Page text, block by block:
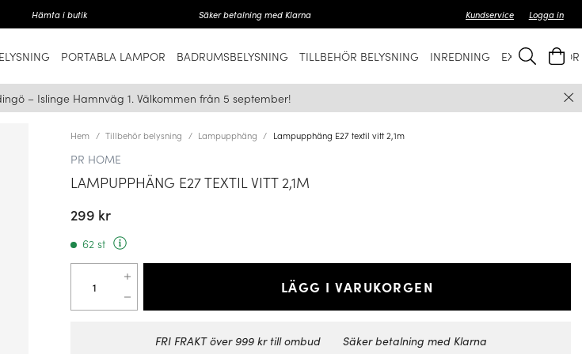
Hämta i butik Säker betalning med Klarna Kundservice Logga in
PORTABLA LAMPOR BADRUMSBELYSNING TILLBEHÖR BELYSNING INREDNING EXKLUSIVT
– Islinge Hamnväg 1. Välkommen från 5 september!
Hem Tillbehör belysning Lampupphäng Lampupphäng E27 textil vitt 2,1m
PR HOME
LAMPUPPHÄNG E27 TEXTIL VITT 2,1M
299 kr
62 st
LÄGG I VARUKORGEN
FRI FRAKT över 999 kr till ombud Säker betalning med Klarna